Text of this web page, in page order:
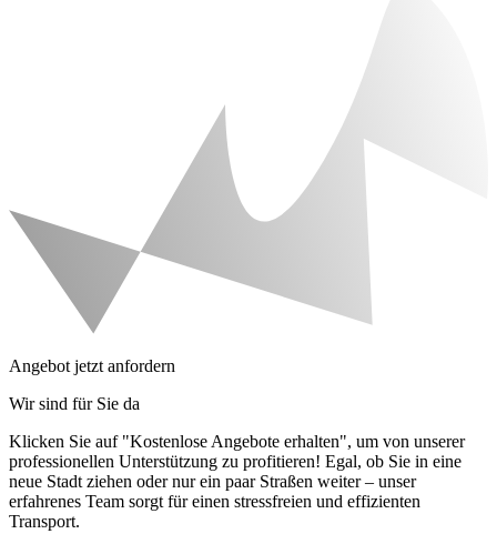
Angebot jetzt anfordern
Wir sind für Sie da
Klicken Sie auf "Kostenlose Angebote erhalten", um von unserer
professionellen Unterstützung zu profitieren! Egal, ob Sie in eine
neue Stadt ziehen oder nur ein paar Straßen weiter – unser
erfahrenes Team sorgt für einen stressfreien und effizienten
Transport.